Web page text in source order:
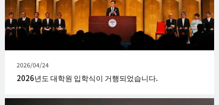
발
행
일
2026/04/24
2026년도 대학원 입학식이 거행되었습니다.